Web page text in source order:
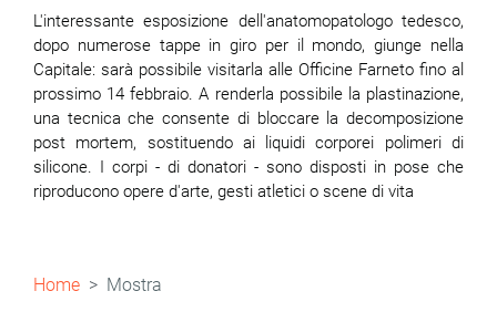
L'interessante esposizione dell'anatomopatologo tedesco,
dopo numerose tappe in giro per il mondo, giunge nella
Capitale: sarà possibile visitarla alle Officine Farneto fino al
prossimo 14 febbraio. A renderla possibile la plastinazione,
una tecnica che consente di bloccare la decomposizione
post mortem, sostituendo ai liquidi corporei polimeri di
silicone. I corpi - di donatori - sono disposti in pose che
riproducono opere d'arte, gesti atletici o scene di vita
Briciole
Home Mostra